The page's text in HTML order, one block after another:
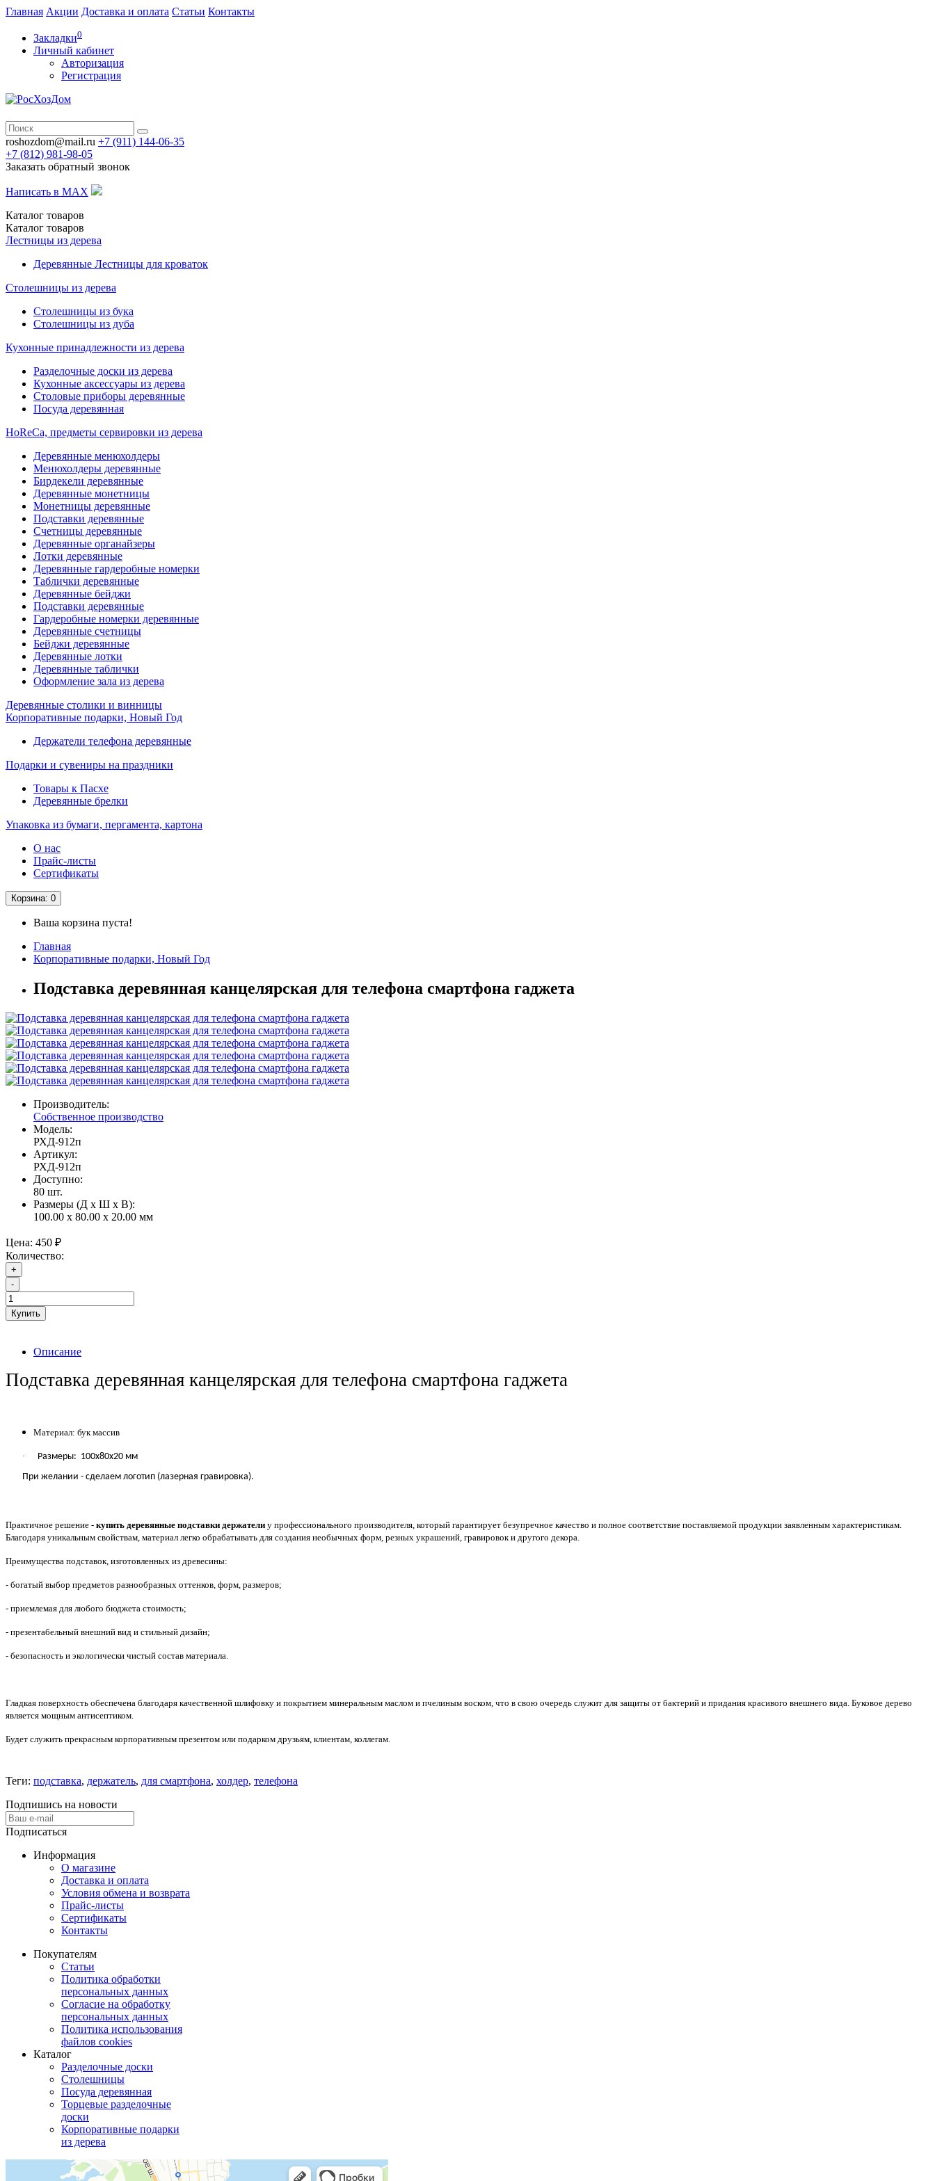
Главная Акции Доставка и оплата Статьи Контакты
Закладки0
Личный кабинет
Авторизация
Регистрация
roshozdom@mail.ru +7 (911) 144-06-35
+7 (812) 981-98-05
Заказать обратный звонок
Написать в MAX
Каталог товаров
Каталог товаров
Лестницы из дерева
Деревянные Лестницы для кроваток
Столешницы из дерева
Столешницы из бука
Столешницы из дуба
Кухонные принадлежности из дерева
Разделочные доски из дерева
Кухонные аксессуары из дерева
Столовые приборы деревянные
Посуда деревянная
HoReCa, предметы сервировки из дерева
Деревянные менюхолдеры
Менюхолдеры деревянные
Бирдекели деревянные
Деревянные монетницы
Монетницы деревянные
Подставки деревянные
Счетницы деревянные
Деревянные органайзеры
Лотки деревянные
Деревянные гардеробные номерки
Таблички деревянные
Деревянные бейджи
Подставки деревянные
Гардеробные номерки деревянные
Деревянные счетницы
Бейджи деревянные
Деревянные лотки
Деревянные таблички
Оформление зала из дерева
Деревянные столики и винницы
Корпоративные подарки, Новый Год
Держатели телефона деревянные
Подарки и сувениры на праздники
Товары к Пасхе
Деревянные брелки
Упаковка из бумаги, пергамента, картона
О нас
Прайс-листы
Сертификаты
Корзина: 0
Ваша корзина пуста!
Главная
Корпоративные подарки, Новый Год
Подставка деревянная канцелярская для телефона смартфона гаджета
Производитель:
Собственное производство
Модель:
РХД-912п
Артикул:
РХД-912п
Доступно:
80 шт.
Размеры (Д x Ш x В):
100.00 x 80.00 x 20.00 мм
Цена: 450 ₽
Количество:
+
-
Купить
Описание
Подставка деревянная канцелярская для телефона смартфона гаджета
Материал: бук массив
· Размеры: 100х80х20 мм
При желании - сделаем логотип (лазерная гравировка).
Практичное решение - купить деревянные подставки держатели у профессионального производителя, который гарантирует безупречное качество и полное соответствие поставляемой продукции заявленным характеристикам.
Благодаря уникальным свойствам, материал легко обрабатывать для создания необычных форм, резных украшений, гравировок и другого декора.
Преимущества подставок, изготовленных из древесины:
- богатый выбор предметов разнообразных оттенков, форм, размеров;
- приемлемая для любого бюджета стоимость;
- презентабельный внешний вид и стильный дизайн;
- безопасность и экологически чистый состав материала.
Гладкая поверхность обеспечена благодаря качественной шлифовку и покрытием минеральным маслом и пчелиным воском, что в свою очередь служит для защиты от бактерий и придания красивого внешнего вида. Буковое дерево
является мощным антисептиком.
Будет служить прекрасным корпоративным презентом или подарком друзьям, клиентам, коллегам.
Теги: подставка, держатель, для смартфона, холдер, телефона
Подпишись на новости
Подписаться
Информация
О магазине
Доставка и оплата
Условия обмена и возврата
Прайс-листы
Сертификаты
Контакты
Покупателям
Статьи
Политика обработки
персональных данных
Согласие на обработку
персональных данных
Политика использования
файлов cookies
Каталог
Разделочные доски
Столешницы
Посуда деревянная
Торцевые разделочные
доски
Корпоративные подарки
из дерева